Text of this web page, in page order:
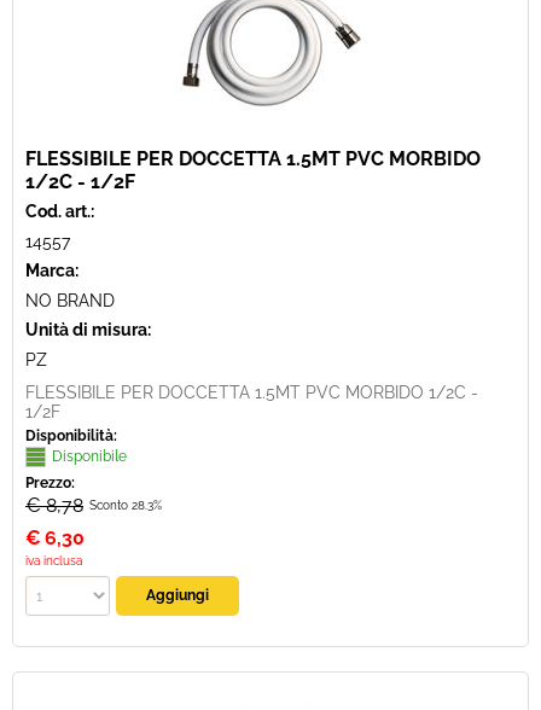
FLESSIBILE PER DOCCETTA 1.5MT PVC MORBIDO
1/2C - 1/2F
Cod. art.:
14557
Marca:
NO BRAND
Unità di misura:
PZ
FLESSIBILE PER DOCCETTA 1.5MT PVC MORBIDO 1/2C -
1/2F
Disponibilità:
Disponibile
Prezzo:
€ 8,78 Sconto 28.3%
€ 6,30
iva inclusa